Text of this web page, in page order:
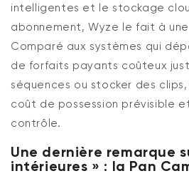
intelligentes et le stockage
abonnement, Wyze le fait à
Comparé aux systèmes qui
de forfaits payants coûteux
séquences ou stocker des
coût de possession prévisible
contrôle.
Une dernière remarque
intérieures » : la Pan